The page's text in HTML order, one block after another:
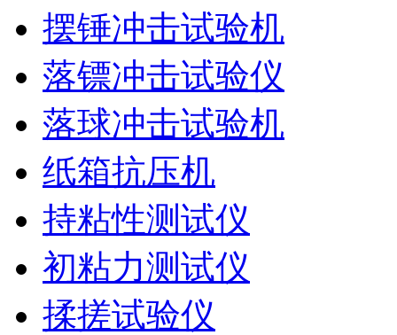
摆锤冲击试验机
落镖冲击试验仪
落球冲击试验机
纸箱抗压机
持粘性测试仪
初粘力测试仪
揉搓试验仪